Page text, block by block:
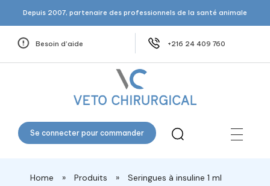
Depuis 2007, partenaire des professionnels de la santé animale
Besoin d’aide +216 24 409 760
Se connecter pour commander
Home » Produits » Seringues à insuline 1 ml